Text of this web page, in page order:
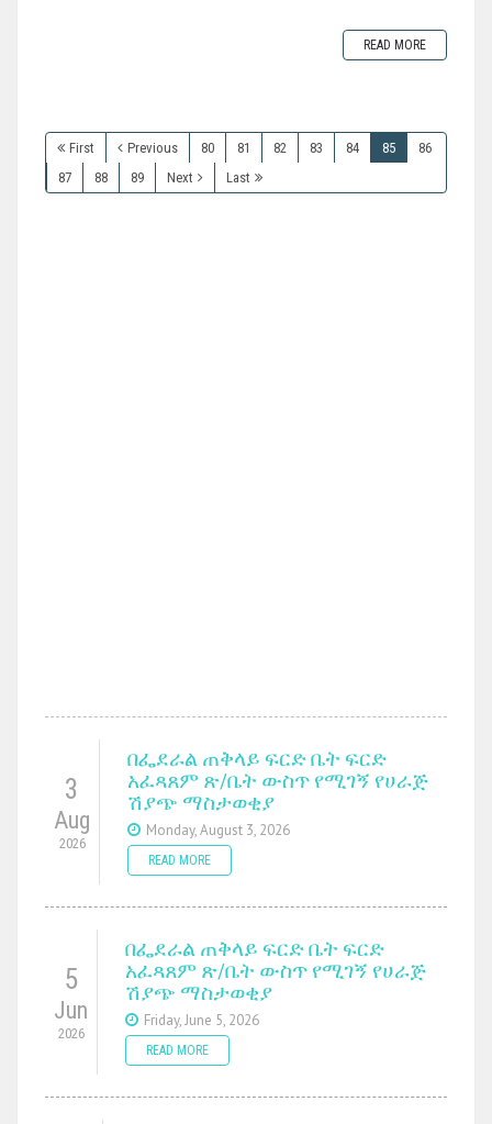
READ MORE
First Previous 80 81 82 83 84 85
86
87
88 89 Next Last
3
Aug
2026
በፌደራል ጠቅላይ ፍርድ ቤት ፍርድ
አፈጻጸም ጽ/ቤት ውስጥ የሚገኝ የሀራጅ
ሽያጭ ማስታወቂያ
Monday, August 3, 2026
READ MORE
5
Jun
2026
በፌደራል ጠቅላይ ፍርድ ቤት ፍርድ
አፈጻጸም ጽ/ቤት ውስጥ የሚገኝ የሀራጅ
ሽያጭ ማስታወቂያ
Friday, June 5, 2026
READ MORE